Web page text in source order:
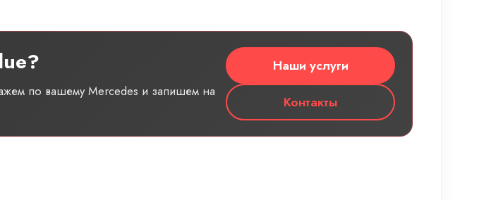
по вашему Mercedes и запишем на
Наши услуги
Контакты